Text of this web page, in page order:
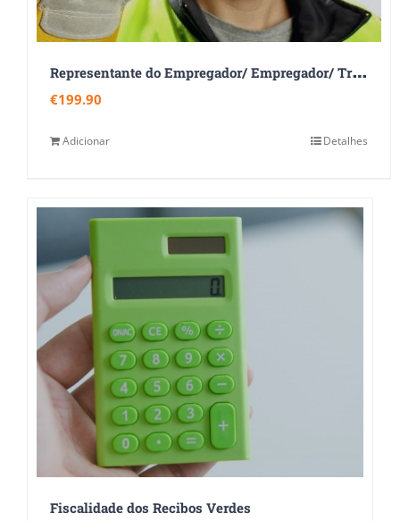
R
epresentante do Empregador/ Empregador/ Trabalhador Designado
€199.90
Adicionar Detalhes
Fiscalidade dos Recibos Verdes